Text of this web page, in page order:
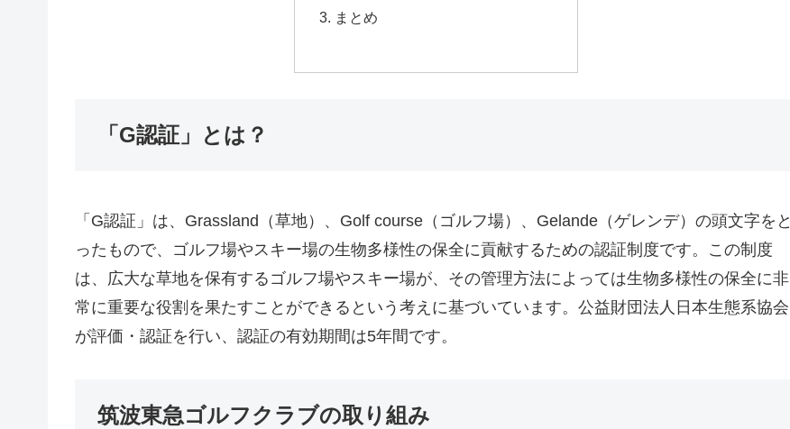
まとめ
「G認証」とは？
「G認証」は、Grassland（草地）、Golf course（ゴルフ場）、Gelande（ゲレンデ）の頭文字をと
ったもので、ゴルフ場やスキー場の生物多様性の保全に貢献するための認証制度です。この制度
は、広大な草地を保有するゴルフ場やスキー場が、その管理方法によっては生物多様性の保全に非
常に重要な役割を果たすことができるという考えに基づいています。公益財団法人日本生態系協会
が評価・認証を行い、認証の有効期間は5年間です。
筑波東急ゴルフクラブの取り組み